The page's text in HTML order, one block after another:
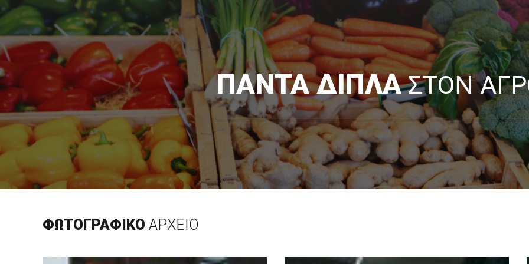
ΠΑΝΤΑ ΔΙΠΛΑΣΤΟΝ
ΦΩΤΟΓΡΑΦΙΚΟ ΑΡΧΕΙΟ